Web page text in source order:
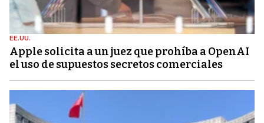
EE.UU.
Apple solicita a un juez que prohíba a OpenAI
el uso de supuestos secretos comerciales